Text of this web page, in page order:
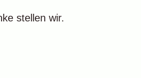
stellen wir.